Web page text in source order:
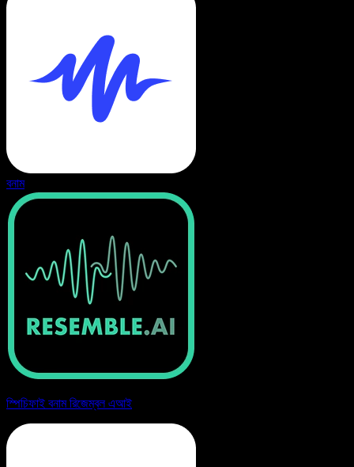
বনাম
স্পিচিফাই বনাম রিজেম্বল এআই